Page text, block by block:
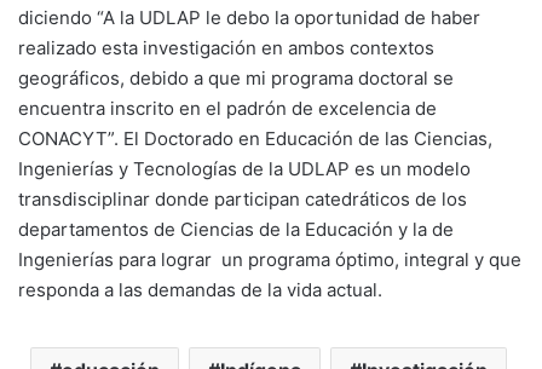
diciendo “A la UDLAP le debo la oportunidad de haber
realizado esta investigación en ambos contextos
geográficos, debido a que mi programa doctoral se
encuentra inscrito en el padrón de excelencia de
CONACYT”. El Doctorado en Educación de las Ciencias,
Ingenierías y Tecnologías de la UDLAP es un modelo
transdisciplinar donde participan catedráticos de los
departamentos de Ciencias de la Educación y la de
Ingenierías para lograr un programa óptimo, integral y que
responda a las demandas de la vida actual.